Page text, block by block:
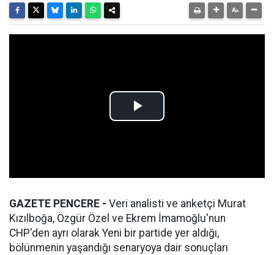
GAZETE PENCERE - Veri analisti ve anketçi Murat
Kızılboğa, Özgür Özel ve Ekrem İmamoğlu'nun
CHP'den ayrı olarak Yeni bir partide yer aldığı,
bölünmenin yaşandığı senaryoya dair sonuçları